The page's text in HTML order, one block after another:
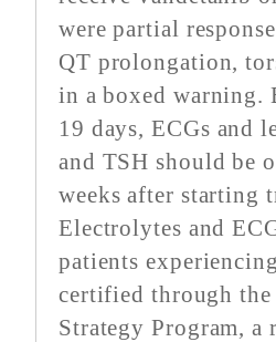
were partial
QT prolongation,
in a boxed warning.
19 days, ECGs and
and TSH should be
weeks after starting
Electrolytes and
patients
certified through
Strategy Program,